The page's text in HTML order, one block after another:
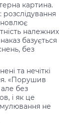
картина.
належних
базується
без
та нечіткі
«Порушив
без
і як це
не